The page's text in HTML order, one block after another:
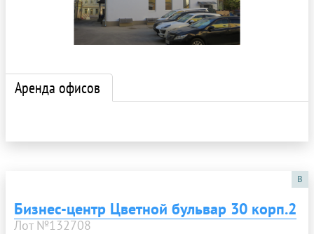
Аренда офисов
B
Бизнес-центр Цветной бульвар 30 корп.2
Лот №132708